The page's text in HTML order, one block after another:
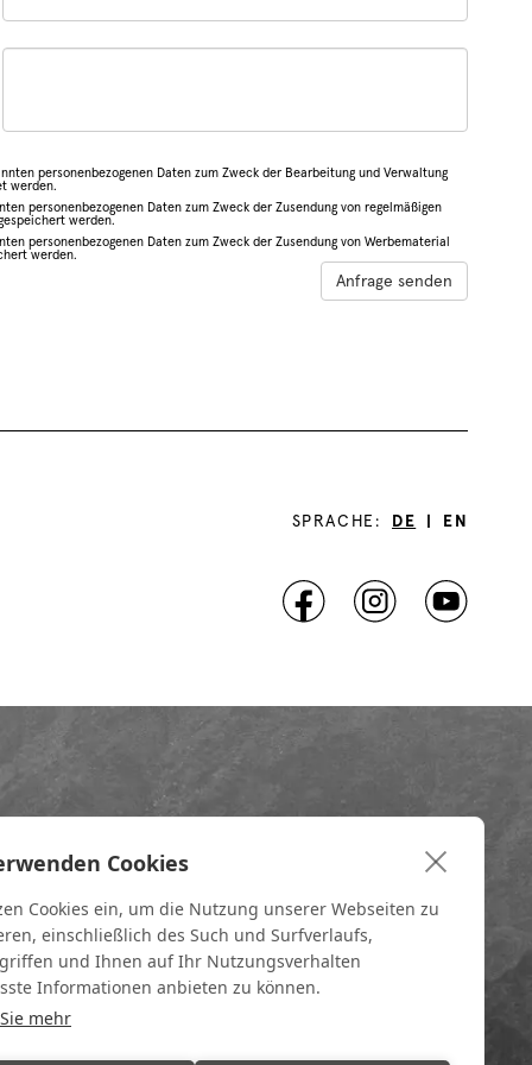
personenbezogenen Daten zum Zweck der Bearbeitung und Verwaltung
werden.
personenbezogenen Daten zum Zweck der Zusendung von regelmäßigen
werden.
personenbezogenen Daten zum Zweck der Zusendung von Werbematerial
werden.
Anfrage senden
SPRACHE: DE | EN
Cookies
Cookies ein, um die Nutzung unserer Webseiten zu
einschließlich des Such und Surfverlaufs,
und Ihnen auf Ihr Nutzungsverhalten
Informationen anbieten zu können.
mehr